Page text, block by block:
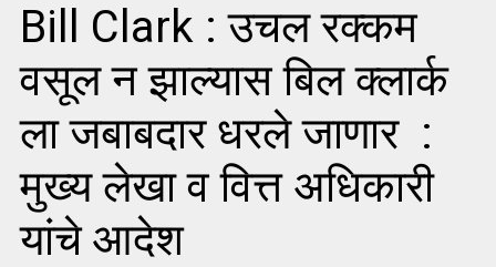
Bill Clark : उचल रक्कम
वसूल न झाल्यास बिल क्लार्क
ला जबाबदार धरले जाणार :
मुख्य लेखा व वित्त अधिकारी
यांचे आदेश